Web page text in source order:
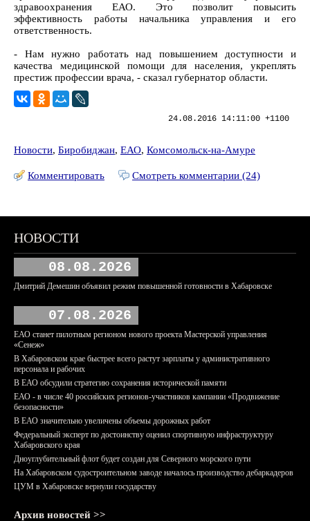
здравоохранения ЕАО. Это позволит повысить
эффективность работы начальника управления и его
ответственность.
- Нам нужно работать над повышением доступности и
качества медицинской помощи для населения, укреплять
престиж профессии врача, - сказал губернатор области.
24.08.2016 14:11:00 +1100
Новости, Биробиджан, ЕАО, Комсомольск-на-Амуре
Комментировать Смотреть комментарии (24)
НОВОСТИ
08.08.2026
Дмитрий Демешин объявил режим повышенной готовности в Хабаровске
07.08.2026
ЕАО станет пилотным регионом нового проекта Мастерской управления
«Сенеж»
В Хабаровском крае быстрее всего растут зарплаты у административного
персонала и рабочих
В ЕАО обсудили стратегию сохранения исторической памяти
ЕАО - в числе 40 российских регионов-участников кампании «Продвижение
безопасности»
В ЕАО значительно увеличены объемы дорожных работ
Федеральный эксперт по достоинству оценил спортивную инфраструктуру
Хабаровского края
Дноуглубительный флот будет создан для Северного морского пути
На Хабаровском судостроительном заводе началось производство дебаркадеров
ЦУМ в Хабаровске вернули государству
Архив новостей >>